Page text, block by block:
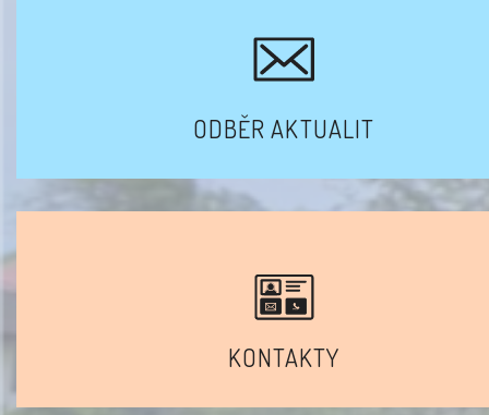
ODBĚR AKTUALIT
KONTAKTY